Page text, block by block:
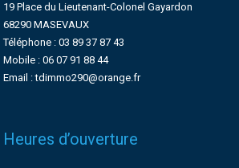
19 Place du Lieutenant-Colonel Gayardon
68290 MASEVAUX
Téléphone : 03 89 37 87 43
Mobile : 06 07 91 88 44
Email : tdimmo290@orange.fr
Heures d’ouverture